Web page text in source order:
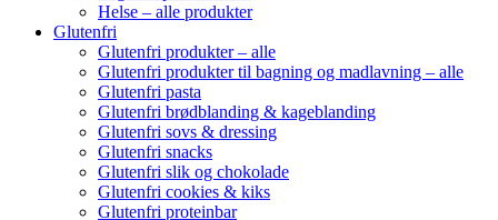
Helse – alle produkter
Glutenfri
Glutenfri produkter – alle
Glutenfri produkter til bagning og madlavning – alle
Glutenfri pasta
Glutenfri brødblanding & kageblanding
Glutenfri sovs & dressing
Glutenfri snacks
Glutenfri slik og chokolade
Glutenfri cookies & kiks
Glutenfri proteinbar